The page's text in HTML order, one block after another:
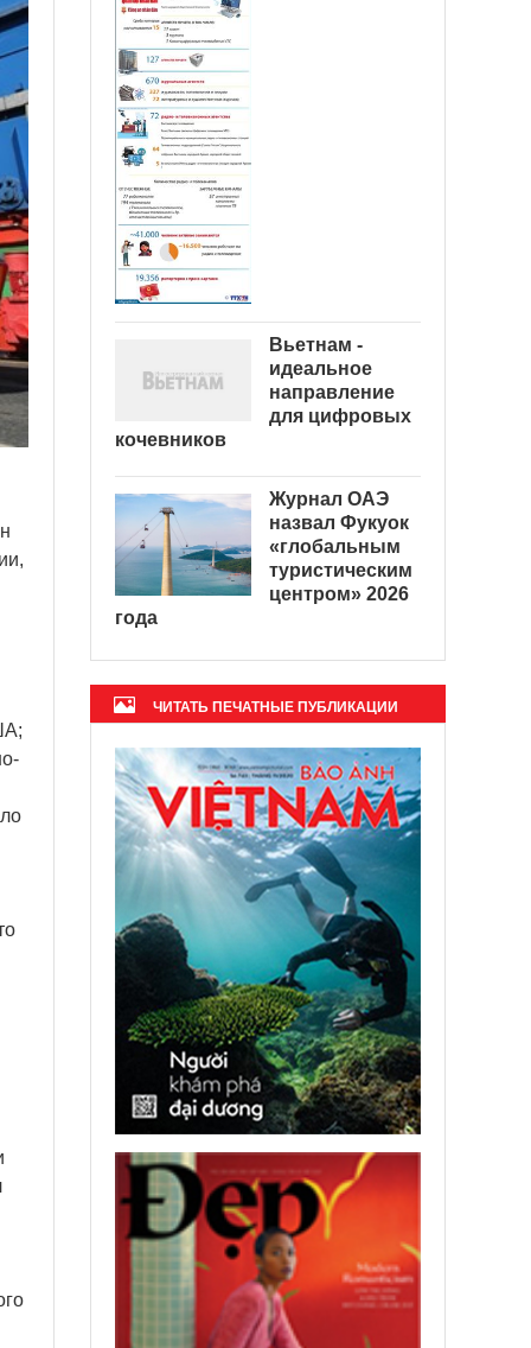
Вьетнам -
идеальное
направление
для цифровых
кочевников
Журнал ОАЭ
назвал Фукуок
«глобальным
туристическим
центром» 2026
года
ЧИТАТЬ ПЕЧАТНЫЕ ПУБЛИКАЦИИ